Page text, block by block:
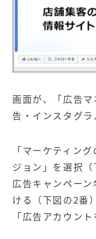
画面が、「広告
告・インスタグラ
「マーケティン
ジョン」を選択（
広告キャンペー
ける（下図の2番）
「広告アカウン